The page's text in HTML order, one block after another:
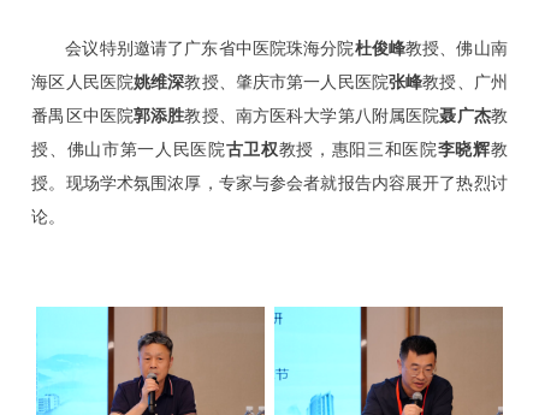
会议特别邀请了广东省中医院珠海分院杜俊峰教授、佛山南
海区人民医院姚维深教授、肇庆市第一人民医院张峰教授、广州
番禺区中医院郭添胜教授、南方医科大学第八附属医院聂广杰教
授、佛山市第一人民医院古卫权教授，惠阳三和医院李晓辉教
授。现场学术氛围浓厚，专家与参会者就报告内容展开了热烈讨
论。